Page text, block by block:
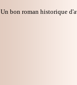
Un bon roman historique